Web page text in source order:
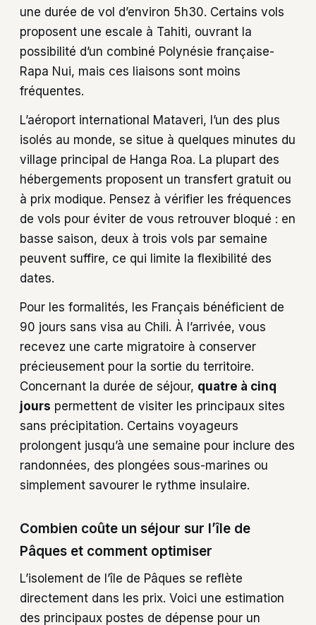
une durée de vol d’environ 5h30. Certains vols
proposent une escale à Tahiti, ouvrant la
possibilité d’un combiné Polynésie française-
Rapa Nui, mais ces liaisons sont moins
fréquentes.
L’aéroport international Mataveri, l’un des plus
isolés au monde, se situe à quelques minutes du
village principal de Hanga Roa. La plupart des
hébergements proposent un transfert gratuit ou
à prix modique. Pensez à vérifier les fréquences
de vols pour éviter de vous retrouver bloqué : en
basse saison, deux à trois vols par semaine
peuvent suffire, ce qui limite la flexibilité des
dates.
Pour les formalités, les Français bénéficient de
90 jours sans visa au Chili. À l’arrivée, vous
recevez une carte migratoire à conserver
précieusement pour la sortie du territoire.
Concernant la durée de séjour, quatre à cinq
jours permettent de visiter les principaux sites
sans précipitation. Certains voyageurs
prolongent jusqu’à une semaine pour inclure des
randonnées, des plongées sous-marines ou
simplement savourer le rythme insulaire.
Combien coûte un séjour sur l’île de
Pâques et comment optimiser
L’isolement de l’île de Pâques se reflète
directement dans les prix. Voici une estimation
des principaux postes de dépense pour un